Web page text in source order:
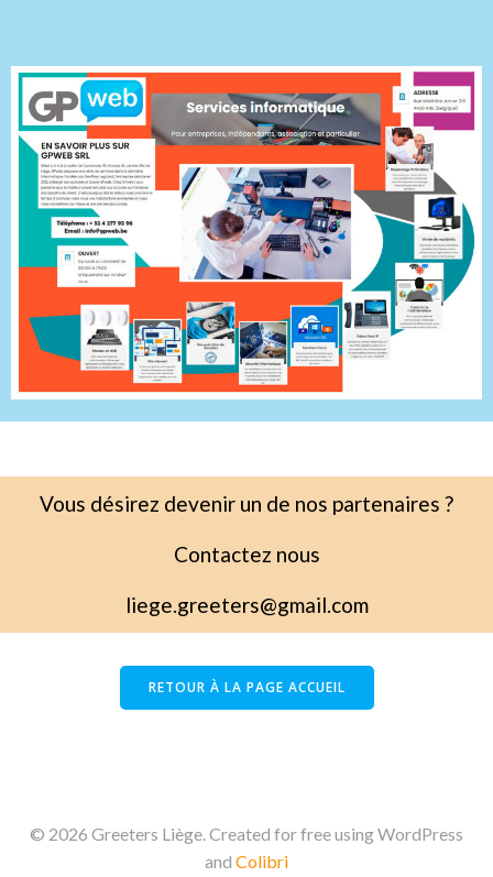
Vous désirez devenir un de nos partenaires ?
Contactez nous
liege.greeters@gmail.com
RETOUR À LA PAGE ACCUEIL
© 2026 Greeters Liège. Created for free using WordPress
and Colibri